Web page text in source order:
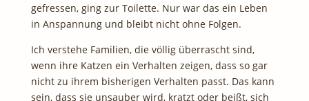
gefressen, ging zur Toilette. Nur war das ein Leben
in Anspannung und bleibt nicht ohne Folgen.
Ich verstehe Familien, die völlig überrascht sind,
wenn ihre Katzen ein Verhalten zeigen, dass so gar
nicht zu ihrem bisherigen Verhalten passt. Das kann
sein, dass sie unsauber wird, kratzt oder beißt, sich